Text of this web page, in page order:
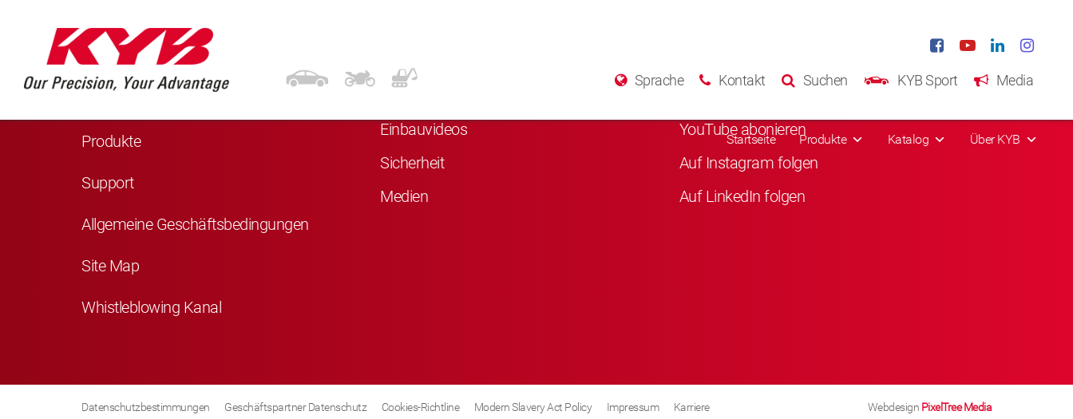
Sprache Kontakt Suchen KYB Sport Media
Startseite Produkte Katalog Über KYB
Navigation
Produkte
Support
Allgemeine Geschäftsbedingungen
Site Map
Whistleblowing Kanal
Einbauvideos
Sicherheit
Medien
YouTube abonieren
Auf Instagram folgen
Auf LinkedIn folgen
Datenschutzbestimmungen Geschäftspartner Datenschutz Cookies-Richtline Modern Slavery Act Policy Impressum
Karriere
Webdesign PixelTree Media